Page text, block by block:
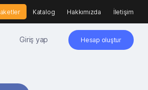
Katalog Hakkımızda İletişim
Giriş yap Hesap oluştur